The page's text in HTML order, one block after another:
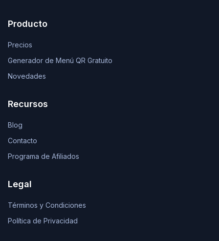
Producto
Precios
Generador de Menú QR Gratuito
Novedades
Recursos
Blog
Contacto
Programa de Afiliados
Legal
Términos y Condiciones
Política de Privacidad